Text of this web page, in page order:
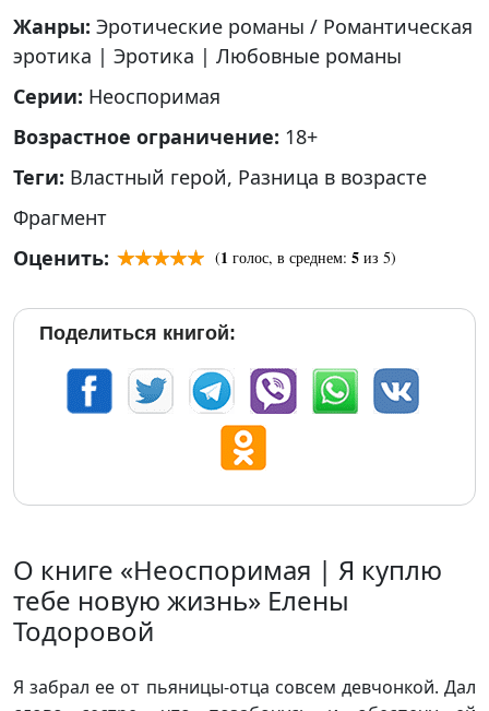
Жанры: Эротические романы / Романтическая
эротика | Эротика | Любовные романы
Серии: Неоспоримая
Возрастное ограничение: 18+
Теги: Властный герой, Разница в возрасте
Фрагмент
Оценить:
(1 голос, в среднем: 5 из 5)
Поделиться книгой:
О книге «Неоспоримая | Я куплю
тебе новую жизнь» Елены
Тодоровой
Я забрал ее от пьяницы-отца совсем девчонкой. Дал